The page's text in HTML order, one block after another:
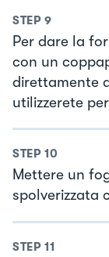
STEP 9
Per dare la
con un
direttamente
utilizzerete
STEP 10
Mettere un
spolverizzata
STEP 11